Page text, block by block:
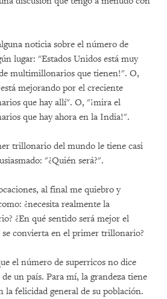
noticia sobre el número de
lugar: "Estados Unidos está muy
multimillonarios que tienen!". O,
mejorando por el creciente
que hay allí". O, "¡mira el
que hay ahora en la India!".
trillonario del mundo le tiene casi
"¿Quién será?".
al final me quiebro y
¿necesita realmente la
¿En qué sentido será mejor el
convierta en el primer trillonario?
el número de superricos no dice
un país. Para mí, la grandeza tiene
la felicidad general de su población.